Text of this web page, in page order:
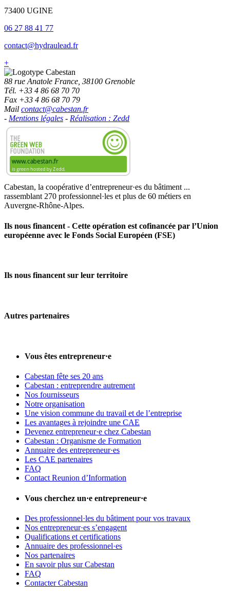
73400 UGINE
06 27 88 41 77
contact@hydraulead.fr
+
88 rue Anatole France, 38100 Grenoble
Tél. +33 4 86 68 70 70
Fax +33 4 86 68 70 79
Mail contact@cabestan.fr
- Mentions légales - Réalisation : Zedd
Cabestan, la coopérative d’entrepreneur·es du bâtiment ...
rassemblant 270 professionnel·les et plus de 60 métiers en
Auvergne‑Rhône‑Alpes.
Ils nous financent - Cette opération est cofinancée par l’Union
européenne avec le Fonds Social Européen (FSE)
Ils nous financent sur leur territoire
Autres partenaires
Vous êtes entrepreneur·e
Cabestan fête ses 20 ans
Cabestan : entreprendre autrement
Nos fournisseurs
Notre organisation
Une vision commune du travail et de l’entreprise
Les avantages à rejoindre une CAE
Devenez entrepreneur·e chez Cabestan
Cabestan : Organisme de Formation
Annuaire des entrepreneur·es
Les CAE partenaires
FAQ
Contact Reunion d’Information
Vous cherchez un·e entrepreneur·e
Des professionnel·les du bâtiment pour vos travaux
Nos entrepreneur·es s’engagent
Qualifications et certifications
Annuaire des professionnel·es
Nos partenaires
En savoir plus sur Cabestan
FAQ
Contacter Cabestan